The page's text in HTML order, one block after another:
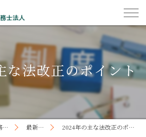
な法改正のポイント
サプナ社会保険労務士法人 最新記事 2024年の主な法改正のポイント